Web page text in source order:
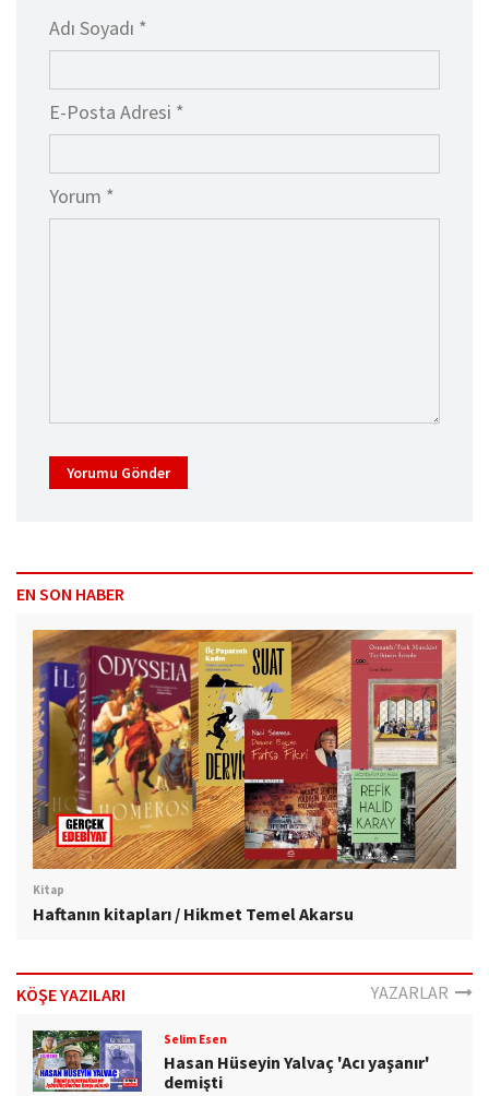
Adı Soyadı *
E-Posta Adresi *
Yorum *
Yorumu Gönder
EN SON HABER
Kitap
Haftanın kitapları / Hikmet Temel Akarsu
KÖŞE YAZILARI YAZARLAR
Selim Esen
Hasan Hüseyin Yalvaç 'Acı yaşanır'
demişti